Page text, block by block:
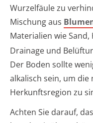
Wurzelfäule zu
Mischung aus
Materialien wie Sand,
Drainage und
Der Boden sollte
alkalisch sein, um
Herkunftsregion zu
Achten Sie darauf,